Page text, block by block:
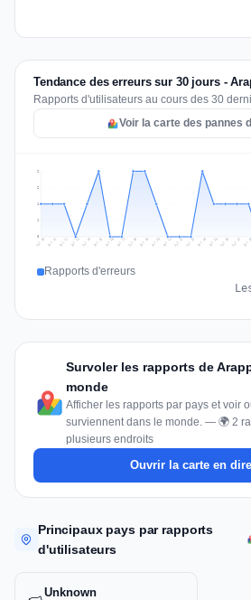
Tendance des erreurs sur 30 jours -
Rapports d'utilisateurs au cours des 30
Voir la carte des pannes
1
1
2
2
Jul 10 Jul 11 Jul 12 Jul 13 Jul 14 Jul 15 Jul 16 Jul 17 Jul 18 Jul 19 Jul 20 Jul 21 Jul 22 Jul 23 Jul 24 Jul 25 Jul 26 Jul 27 Jul 28
Rapports d'erreurs
Survoler les rapports de
monde
Afficher les rapports par pays et voir
surviennent dans le monde. — 🌍 2
plusieurs endroits
Ouvrir la carte en
Principaux pays par rapports
d'utilisateurs
Unknown